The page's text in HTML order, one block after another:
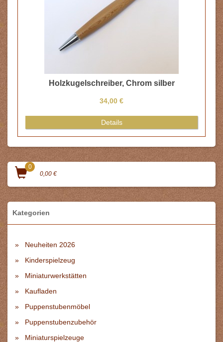
Holzkugelschreiber, Chrom silber
34,00 €
Details
0
0,00 €
Kategorien
Neuheiten 2026
Kinderspielzeug
Miniaturwerkstätten
Kaufladen
Puppenstubenmöbel
Puppenstubenzubehör
Miniaturspielzeuge